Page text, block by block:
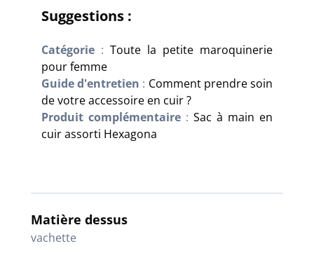
Suggestions :
Catégorie : Toute la petite maroquinerie
pour femme
Guide d'entretien : Comment prendre soin
de votre accessoire en cuir ?
Produit complémentaire : Sac à main en
cuir assorti Hexagona
Matière dessus
vachette